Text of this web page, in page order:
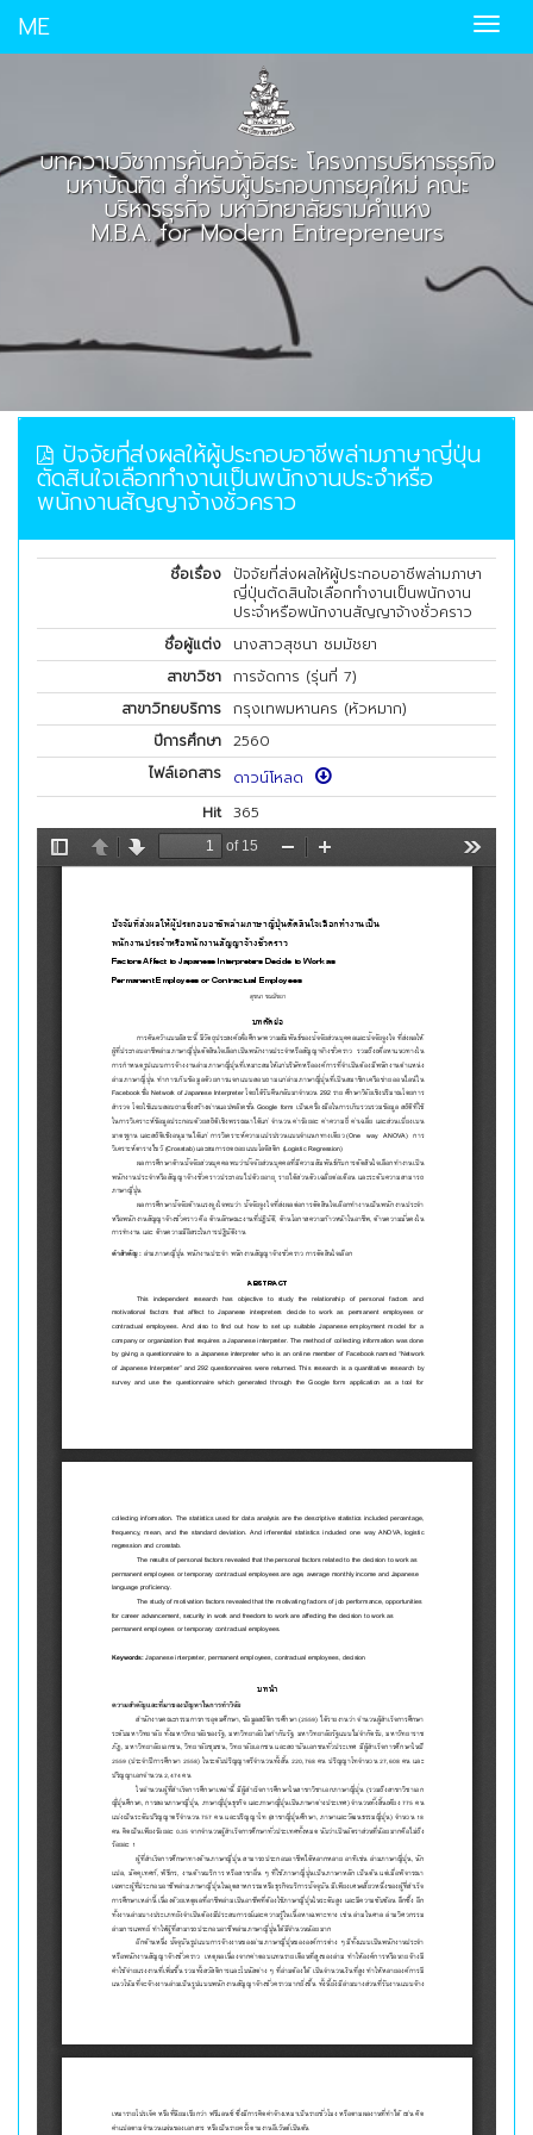
ME
บทความวิชาการค้นคว้าอิสระ โครงการบริหารธุรกิจ
มหาบัณฑิต สำหรับผู้ประกอบการยุคใหม่ คณะ
บริหารธุรกิจ มหาวิทยาลัยรามคำแหง
M.B.A. for Modern Entrepreneurs
ปัจจัยที่ส่งผลให้ผู้ประกอบอาชีพล่ามภาษาญี่ปุ่น
ตัดสินใจเลือกทำงานเป็นพนักงานประจำหรือ
พนักงานสัญญาจ้างชั่วคราว
ชื่อเรื่อง
ปัจจัยที่ส่งผลให้ผู้ประกอบอาชีพล่ามภาษา
ญี่ปุ่นตัดสินใจเลือกทำงานเป็นพนักงาน
ประจำหรือพนักงานสัญญาจ้างชั่วคราว
ชื่อผู้แต่ง
นางสาวสุชนา ชมมัชยา
สาขาวิชา การจัดการ (รุ่นที่ 7)
สาขาวิทยบริการ กรุงเทพมหานคร (หัวหมาก)
ปีการศึกษา 2560
ไฟล์เอกสาร
ดาวน์โหลด
Hit 365